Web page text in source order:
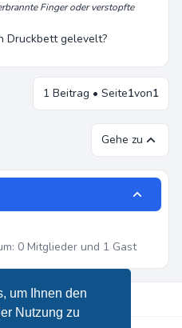
um Ihnen den
Nutzung zu
Finger oder verstopfte
Druckbett gelevelt?
1 Beitrag • Seite1von1
Gehe zu
0 Mitglieder und 1 Gast